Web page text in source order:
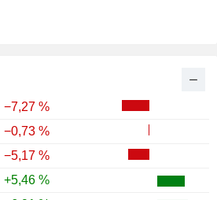
−7,27 %
−0,73 %
−5,17 %
+5,46 %